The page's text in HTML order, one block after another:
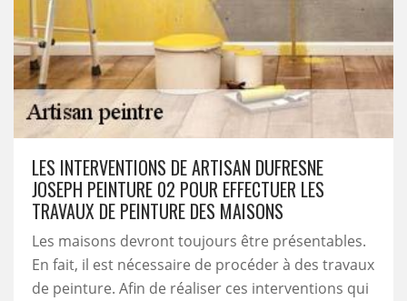
LES INTERVENTIONS DE ARTISAN DUFRESNE
JOSEPH PEINTURE 02 POUR EFFECTUER LES
TRAVAUX DE PEINTURE DES MAISONS
Les maisons devront toujours être présentables.
En fait, il est nécessaire de procéder à des travaux
de peinture. Afin de réaliser ces interventions qui